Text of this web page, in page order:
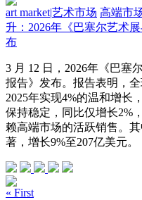
art market|艺术市场 高端市
升：2026年《巴塞尔艺术
布
3 月 12 日，2026年《巴塞
报告》发布。报告表明，
2025年实现4%的温和增
保持稳定，同比仅增长2%
赖高端市场的活跃销售。
著，增长9%至207亿美元。
« First